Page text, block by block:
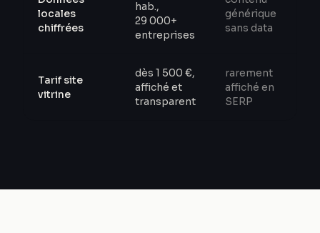
locales
chiffrées
hab.,
29 000+
entreprises
générique
sans data
Tarif site
vitrine
dès 1 500 €,
affiché et
transparent
rarement
affiché en
SERP